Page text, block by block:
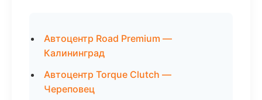
Автоцентр Road Premium —
Калининград
Автоцентр Torque Clutch —
Череповец